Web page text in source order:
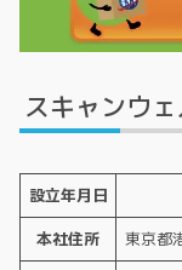
スキャンウ
設立年月日
本社住所
東京都